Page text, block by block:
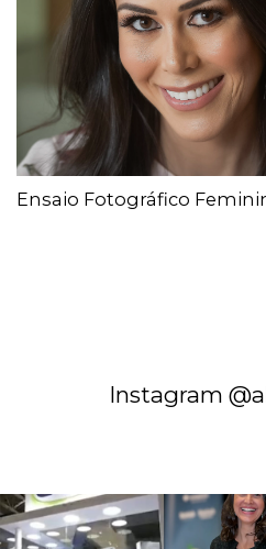
Ensaio Fotográfico
Instagram